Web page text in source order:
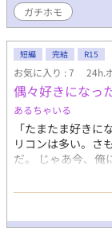
ガチホモ
短編 完結 R15
お気に入り : 7 24h.
偶々好きになっ
あるちゃいる
「たまたま好き
リコンは多い。さ
だ。 じゃあ今、俺
なった人の性別が
ガチホモなのか？
るのか⁉偶々付き
なのか!?